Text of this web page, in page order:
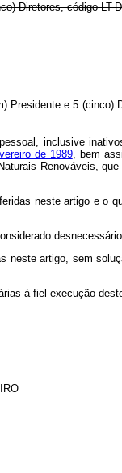
Diretores, código
e 5
inclusive
de 1989, bem
Renováveis,
neste artigo e o
artigo, sem
à fiel execução